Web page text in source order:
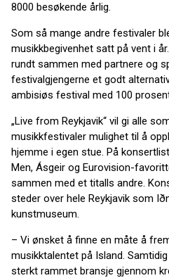
8000 besøkende årlig.
Som så mange andre festivaler
musikkbegivenhet satt på vent i
rundt sammen med partnere og
festivalgjengerne et godt
ambisiøs festival med 100
„Live from Reykjavik“ vil gi alle
musikkfestivaler mulighet til å
hjemme i egen stue. På
Men, Ásgeir og Eurovision-
sammen med et titalls andre.
steder over hele Reykjavik som
kunstmuseum.
– Vi ønsket å finne en måte å
musikktalentet på Island.
sterkt rammet bransje gjennom